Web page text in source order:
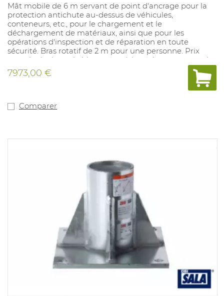
Mât mobile de 6 m servant de point d'ancrage pour la
protection antichute au-dessus de véhicules,
conteneurs, etc., pour le chargement et le
déchargement de matériaux, ainsi que pour les
opérations d'inspection et de réparation en toute
sécurité. Bras rotatif de 2 m pour une personne. Prix
complet incluant le blocage antichute, le transport et le
montage.
7973,00 €
Comparer